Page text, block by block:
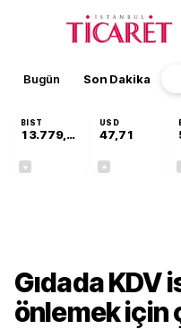
Bugün Son Dakika
BIST
13.779,39
USD
47,71
Gıdada KDV
önlemek için